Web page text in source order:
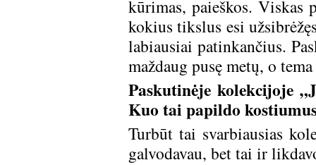
kūrimas, paieškos.
kokius tikslus esi
labiausiai patinkančius.
maždaug pusę metų, o
Paskutinėje kolekcijoje
Kuo tai papildo
Turbūt tai svarbiausias
galvodavau, bet tai ir